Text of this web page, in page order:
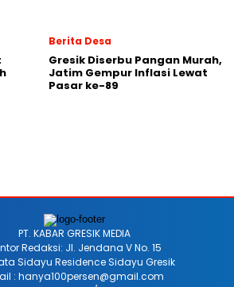
Berita Desa
Gresik Diserbu Pangan Murah,
Jatim Gempur Inflasi Lewat
Pasar ke-89
PT. KABAR GRESIK MEDIA
Redaksi: Jl. Jendana V No. 15
Sidayu Residence Sidayu Gresik
: hanya100persen@gmail.com